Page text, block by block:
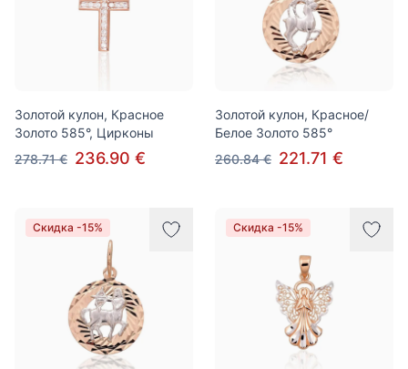
Золотой кулон, Красное
Золото 585°, Цирконы
278.71 € 236.90 €
Золотой кулон, Красное/
Белое Золото 585°
260.84 € 221.71 €
Скидка -15% Скидка -15%